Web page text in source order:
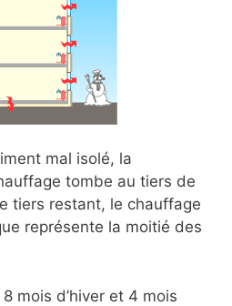
mal isolé, la
tombe au tiers de
tiers restant, le chauffage
représente la moitié des
mois d’hiver et 4 mois